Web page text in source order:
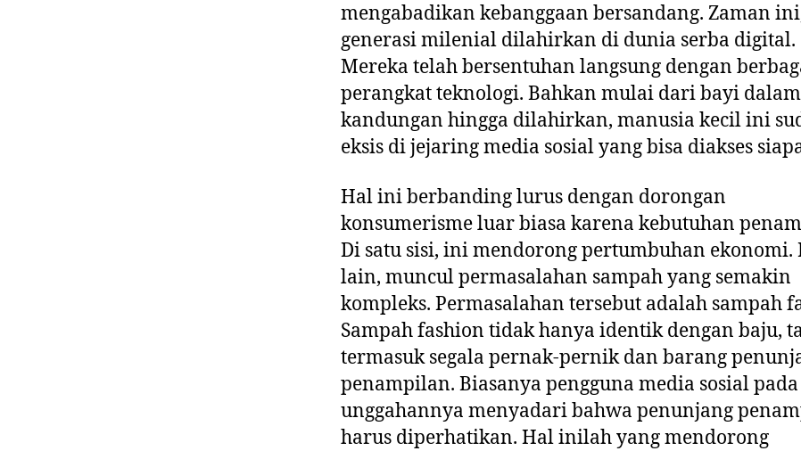
mengabadikan kebanggaan bersandang. Zaman
generasi milenial dilahirkan di dunia serba digital.
Mereka telah bersentuhan langsung dengan
perangkat teknologi. Bahkan mulai dari bayi dalam
kandungan hingga dilahirkan, manusia kecil ini
eksis di jejaring media sosial yang bisa diakses
Hal ini berbanding lurus dengan dorongan
konsumerisme luar biasa karena kebutuhan
Di satu sisi, ini mendorong pertumbuhan ekonomi.
lain, muncul permasalahan sampah yang semakin
kompleks. Permasalahan tersebut adalah sampah
Sampah fashion tidak hanya identik dengan baju,
termasuk segala pernak-pernik dan barang
penampilan. Biasanya pengguna media sosial
unggahannya menyadari bahwa penunjang
harus diperhatikan. Hal inilah yang mendorong